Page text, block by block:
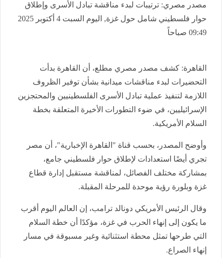
مصدر مصري: ترتيبات لبدء مناقشة تبادل الأسرى وإطلاق
حوار فلسطيني شامل حول غزة, اليوم السبت 4 أكتوبر 2025
09:49 صباحاً
القاهرة: كشف مصدر مصري مطلع، أن القاهرة بدأت
التحضيرات لبدء مناقشات ميدانية بشأن توفير الظروف
اللازمة لتنفيذ عملية تبادل الأسرى الفلسطينيين والمحتجزين
الإسرائيليين، في ضوء التطورات الأخيرة المتعلقة بخطة
السلام الأمريكية.
وأوضح المصدر، بحسب قناة "القاهرة الإخبارية"، أن مصر
تجري أيضًا استعدادات لإطلاق حوار فلسطيني جامع،
بمشاركة مختلف الفصائل، لمناقشة مستقبل إدارة قطاع
غزة وبلورة رؤية موحدة للمرحلة المقبلة.
وقال الرئيس الأمريكي دونالد ترامب، إن العالم اليوم أقرب
ما يكون إلى إنهاء الحرب في غزة، مؤكدًا أن خطة السلام
التي طرحها تمثل محطة استثنائية وغير مسبوقة في مسار
إنهاء الصراع.